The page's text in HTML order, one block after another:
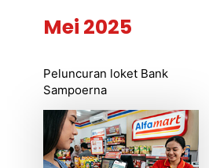
Mei 2025
Peluncuran loket Bank
Sampoerna